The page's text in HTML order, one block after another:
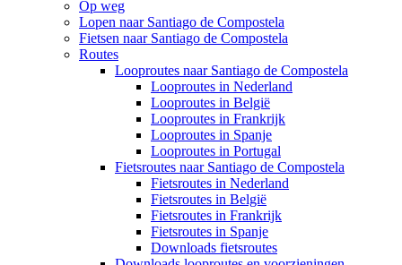
Op weg
Lopen naar Santiago de Compostela
Fietsen naar Santiago de Compostela
Routes
Looproutes naar Santiago de Compostela
Looproutes in Nederland
Looproutes in België
Looproutes in Frankrijk
Looproutes in Spanje
Looproutes in Portugal
Fietsroutes naar Santiago de Compostela
Fietsroutes in Nederland
Fietsroutes in België
Fietsroutes in Frankrijk
Fietsroutes in Spanje
Downloads fietsroutes